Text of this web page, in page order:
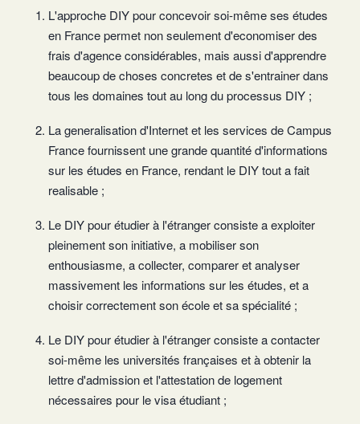
L'approche DIY pour concevoir soi-même ses études
en France permet non seulement d'economiser des
frais d'agence considérables, mais aussi d'apprendre
beaucoup de choses concretes et de s'entrainer dans
tous les domaines tout au long du processus DIY ;
La generalisation d'Internet et les services de Campus
France fournissent une grande quantité d'informations
sur les études en France, rendant le DIY tout a fait
realisable ;
Le DIY pour étudier à l'étranger consiste a exploiter
pleinement son initiative, a mobiliser son
enthousiasme, a collecter, comparer et analyser
massivement les informations sur les études, et a
choisir correctement son école et sa spécialité ;
Le DIY pour étudier à l'étranger consiste a contacter
soi-même les universités françaises et à obtenir la
lettre d'admission et l'attestation de logement
nécessaires pour le visa étudiant ;